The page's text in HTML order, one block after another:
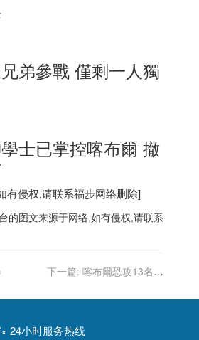
弟參戰 僅剩一人獨
士已掌控喀布爾 撤
有侵权,请联系福步网络删除]
的图文来源于网络,如有侵权,请联系
下一篇: 喀布爾恐攻13名美
24小时服务热线